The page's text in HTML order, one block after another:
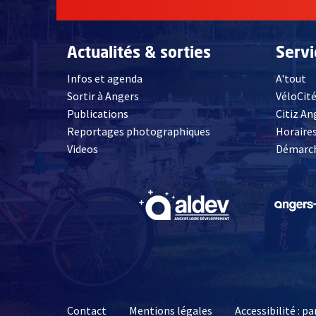
Actualités & sorties
Infos et agenda
Sortir à Angers
Publications
Reportages photographiques
Videos, Ouvre une nouvelle fenêtre
A'tout
VéloCité
Citiz
, Ouvre une
Contact Mentions légales Accessibilité :